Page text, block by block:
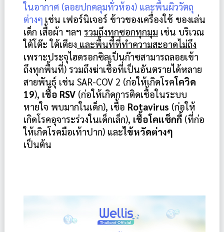
ในอากาศ (ลอยปกคลุมทั่วห้อง) และพื้นผิววัตถุ
ต่างๆ เช่น เฟอร์นิเจอร์ ข้าวของเครื่องใช้ ของเล่น
เด็ก เสื้อผ้า ฯลฯ รวมถึงทุกซอกทุกมุม เช่น บริเวณ
ใต้โต๊ะ ใต้เตียง และพื้นที่ที่ทำความสะอาดไม่ถึง
เพราะประจุไฮดรอกซิลเป็นก๊าซสามารถลอยเข้า
ถึงทุกพื้นที่) รวมถึงฆ่าเชื้อที่เป็นอันตรายได้หลาย
สายพันธุ์ เช่น SAR-COV 2 (ก่อให้เกิดโรคโควิด
19), เชื้อ RSV (ก่อให้เกิดการติดเชื้อในระบบ
หายใจ พบมากในเด็ก), เชื้อ Rotavirus (ก่อให้
เกิดโรคอุจาระร่วงในเด็กเล็ก), เชื้อโคแซ็กกี้ (ที่ก่อ
ให้เกิดโรคมือเท้าปาก) และไข้หวัดต่างๆ
เป็นต้น